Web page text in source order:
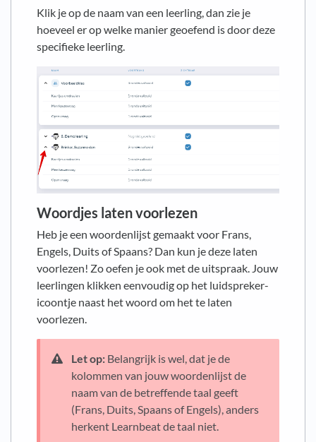
Klik je op de naam van een leerling, dan zie je
hoeveel er op welke manier geoefend is door deze
specifieke leerling.
Woordjes laten voorlezen
Heb je een woordenlijst gemaakt voor Frans,
Engels, Duits of Spaans? Dan kun je deze laten
voorlezen! Zo oefen je ook met de uitspraak. Jouw
leerlingen klikken eenvoudig op het luidspreker-
icoontje naast het woord om het te laten
voorlezen.
Let op: Belangrijk is wel, dat je de
kolommen van jouw woordenlijst de
naam van de betreffende taal geeft
(Frans, Duits, Spaans of Engels), anders
herkent Learnbeat de taal niet.